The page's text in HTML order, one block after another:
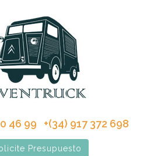
46 99 +(34) 917 372 698
Presupuesto